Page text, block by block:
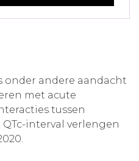
onder andere aandacht
met acute
tussen
interval verlengen